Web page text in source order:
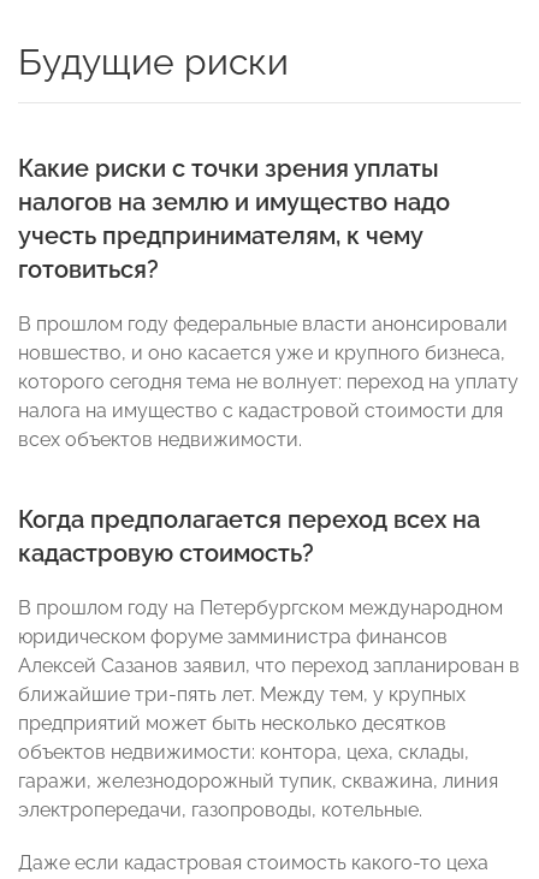
Будущие риски
Какие риски с точки зрения уплаты
налогов на землю и имущество надо
учесть предпринимателям, к чему
готовиться?
В прошлом году федеральные власти анонсировали
новшество, и оно касается уже и крупного бизнеса,
которого сегодня тема не волнует: переход на уплату
налога на имущество с кадастровой стоимости для
всех объектов недвижимости.
Когда предполагается переход всех на
кадастровую стоимость?
В прошлом году на Петербургском международном
юридическом форуме замминистра финансов
Алексей Сазанов заявил, что переход запланирован в
ближайшие три-пять лет. Между тем, у крупных
предприятий может быть несколько десятков
объектов недвижимости: контора, цеха, склады,
гаражи, железнодорожный тупик, скважина, линия
электропередачи, газопроводы, котельные.
Даже если кадастровая стоимость какого-то цеха